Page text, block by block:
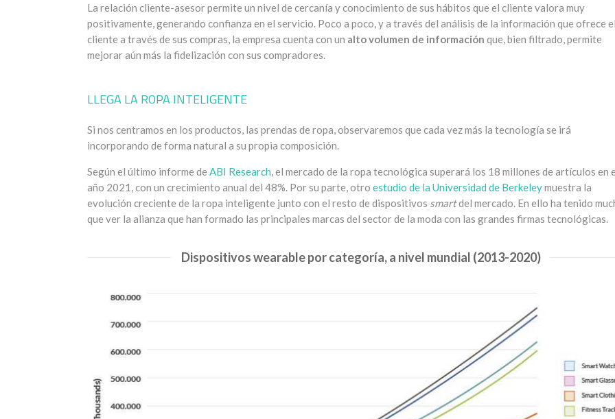
La relación cliente-asesor permite un nivel de cercanía y conocimiento de sus hábitos que el cliente valora muy
positivamente, generando confianza en el servicio. Poco a poco, y a través del análisis de la información que ofrece el
cliente a través de sus compras, la empresa cuenta con un alto volumen de información que, bien filtrado, permite
mejorar aún más la fidelización con sus compradores.
LLEGA LA ROPA INTELIGENTE
Si nos centramos en los productos, las prendas de ropa, observaremos que cada vez más la tecnología se irá
incorporando de forma natural a su propia composición.
Según el último informe de ABI Research, el mercado de la ropa tecnológica superará los 18 millones de artículos en
año 2021, con un crecimiento anual del 48%. Por su parte, otro estudio de la Universidad de Berkeleymuestra la
evolución creciente de la ropa inteligente junto con el resto de dispositivos smartdel mercado. En ello ha tenido
que ver la alianza que han formado las principales marcas del sector de la moda con las grandes firmas tecnológicas.
Dispositivos wearable por categoría, a nivel mundial (2013-2020)